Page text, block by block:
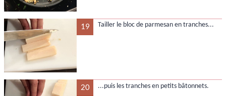
19 Tailler le bloc de parmesan en tranches...
20 ...puis les tranches en petits bâtonnets.